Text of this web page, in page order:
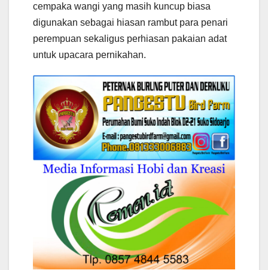
cempaka wangi yang masih kuncup biasa
digunakan sebagai hiasan rambut para penari
perempuan sekaligus perhiasan pakaian adat
untuk upacara pernikahan.